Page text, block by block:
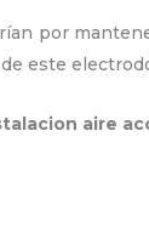
por
este
aire